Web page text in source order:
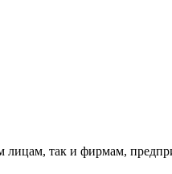
лицам, так и фирмам,